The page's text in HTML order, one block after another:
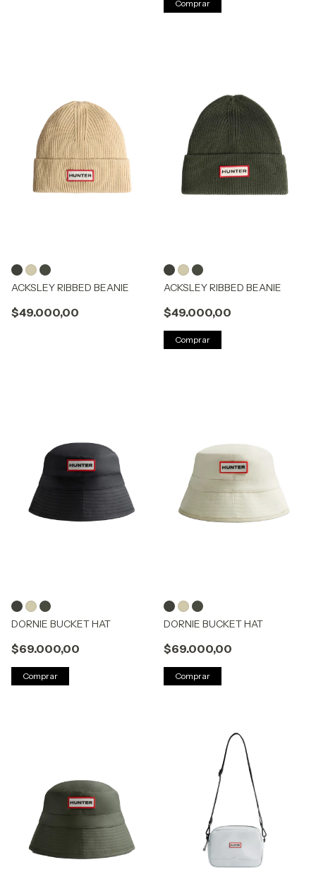
Comprar
ACKSLEY RIBBED BEANIE
$49.000,00
ACKSLEY RIBBED BEANIE
$49.000,00
Comprar
DORNIE BUCKET HAT
$69.000,00
Comprar
DORNIE BUCKET HAT
$69.000,00
Comprar